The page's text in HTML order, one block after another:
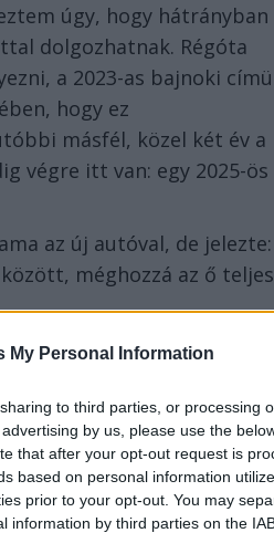
My Personal Information
to third parties, or processing
by us, please use the
that after your opt-out request is
based on personal information
prior to your opt-out. You may
information by third parties on the
úgy, hogy hátrányban
dolgozhatnak. Régóta
a 2023-as bajnoki
hogy ez
másfél, közel két év a
végre itt van: egy 2025-ös
az új autóval, de
méghozzá az ő teljes